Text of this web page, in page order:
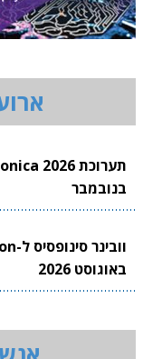
בנובמבר
באוגוסט 2026